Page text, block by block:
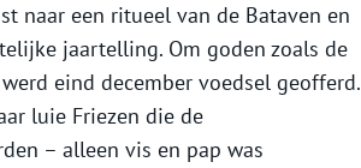
naar een ritueel van de Bataven en
jaartelling. Om goden zoals de
eind december voedsel geofferd.
luie Friezen die de
– alleen vis en pap was